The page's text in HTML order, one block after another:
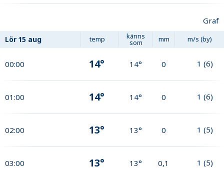
Graf
Lör 15 aug temp känns
som mm m/s (by)
00:00 14° 14° 0 1 (6)
01:00 14° 14° 0 1 (6)
02:00 13° 13° 0 1 (5)
03:00 13° 13° 0,1 1 (5)